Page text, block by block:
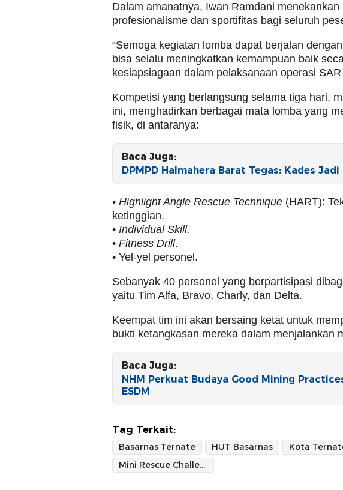
Dalam amanatnya, Iwan Ramdani
profesionalisme dan sportifitas bagi seluruh
“Semoga kegiatan lomba dapat berjalan
bisa selalu meningkatkan kemampuan baik
kesiapsiagaan dalam pelaksanaan operasi
Kompetisi yang berlangsung selama tiga hari,
ini, menghadirkan berbagai mata lomba yang
fisik, di antaranya:
Baca Juga:
DPMPD Halmahera Barat Tegas: Kades
• Highlight Angle Rescue Technique (HART):
ketinggian.
• Individual Skill.
• Fitness Drill.
• Yel-yel personel.
Sebanyak 40 personel yang berpartisipasi
yaitu Tim Alfa, Bravo, Charly, dan Delta.
Keempat tim ini akan bersaing ketat untuk
bukti ketangkasan mereka dalam menjalankan
Baca Juga:
NHM Perkuat Budaya Good Mining
ESDM
Tag Terkait:
Basarnas Ternate HUT Basarnas Kota
Mini Rescue Challenge